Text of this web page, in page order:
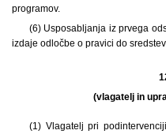
programov.
(6) Usposabljanja iz prvega
izdaje odločbe o pravici do
(vlagatelj in
(1) Vlagatelj pri